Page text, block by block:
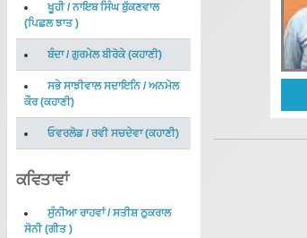
ਖੂਹੀ/ਨਾਇਬ ਸਿੰਘ ਬੁੱਕਣਵਾਲ
(ਪਿਛਲ ਝਾਤ)
ਬੰਦਾ/ ਗੁਰਮੇਲ ਬੀਰੋਕੇ(ਕਹਾਣੀ)
ਸਭੇ ਸਾਝੀਵਾਲ ਸਦਾਇਨਿ/ਅਨਮੋਲ
ਕੌਰ(ਕਹਾਣੀ)
ਓਵਰਲੋਡ/ ਰਵੀ ਸਚਦੇਵਾ(ਕਹਾਣੀ)
ਕਵਿਤਾਵਾਂ
ਸੁੰਨੀਆ ਰਾਹਵਾਂ/ਸਤੀਸ਼ ਠੁਕਰਾਲ
ਸੋਨੀ(ਗੀਤ)